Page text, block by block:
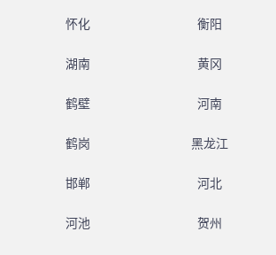
怀化 衡阳
湖南 黄冈
鹤壁 河南
鹤岗 黑龙江
邯郸 河北
河池 贺州